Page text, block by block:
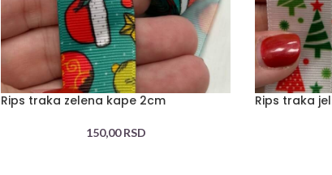
Rips traka zelena kape 2cm
150,00RSD
Rips traka